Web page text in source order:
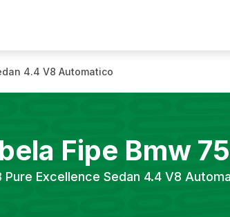
4.4 V8 Automatico
Fipe Bmw
Pure Excellence Sedan 4.4 V8